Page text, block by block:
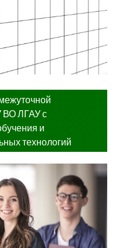
ВО ЛГАУ с
и
технологий